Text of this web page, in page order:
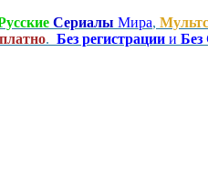
Сериалы Мира,
. Без регистрации и